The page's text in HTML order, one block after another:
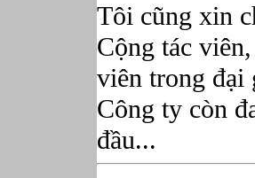
Tôi cũng xin
Cộng tác
viên trong đại
Công ty còn
đầu...